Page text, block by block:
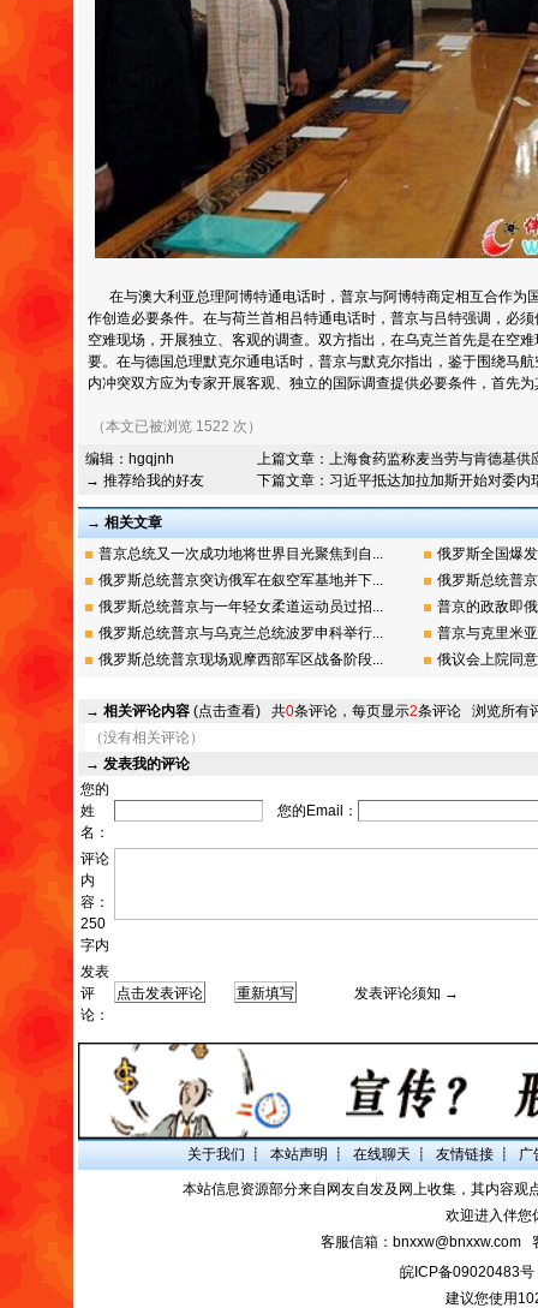
在与澳大利亚总理阿博特通电话时，普京与阿博特商定相互合作为
作创造必要条件。在与荷兰首相吕特通电话时，普京与吕特强调，必
空难现场，开展独立、客观的调查。双方指出，在乌克兰首先是在空
要。在与德国总理默克尔通电话时，普京与默克尔指出，鉴于围绕马
内冲突双方应为专家开展客观、独立的国际调查提供必要条件，首先
（本文已被浏览 1522 次）
编辑： hgqjnh
→ 推荐给我的好友
上篇文章： 上海食药监称麦当劳与肯德基供
下篇文章： 习近平抵达加拉加斯开始对委内
→ 相关文章
普京总统又一次成功地将世界目光聚焦到自...
俄罗斯全国爆
俄罗斯总统普京突访俄军在叙空军基地并下...
俄罗斯总统普
俄罗斯总统普京与一年轻女柔道运动员过招...
普京的政敌即
俄罗斯总统普京与乌克兰总统波罗申科举行...
普京与克里米
俄罗斯总统普京现场观摩西部军区战备阶段...
俄议会上院同
→ 相关评论内容 (点击查看) 共0条评论，每页显示2条评论 浏览所有
（没有相关评论）
→ 发表我的评论
您的
姓
名：
您的Email：
评论
内
容：
250
字内
发表
评
论：
发表评论须知 →
关于我们 ┋ 本站声明 ┋ 在线聊天 ┋ 友情链接 ┋ 广
本站信息资源部分来自网友自发及网上收集，其内容
欢迎进入伴您
客服信箱：bnxxw@bnxxw.com
皖ICP备09020483号
建议您使用